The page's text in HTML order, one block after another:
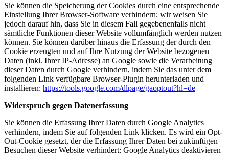
Sie können die Speicherung der Cookies durch eine entsprechende
Einstellung Ihrer Browser-Software verhindern; wir weisen Sie
jedoch darauf hin, dass Sie in diesem Fall gegebenenfalls nicht
sämtliche Funktionen dieser Website vollumfänglich werden nutzen
können. Sie können darüber hinaus die Erfassung der durch den
Cookie erzeugten und auf Ihre Nutzung der Website bezogenen
Daten (inkl. Ihrer IP-Adresse) an Google sowie die Verarbeitung
dieser Daten durch Google verhindern, indem Sie das unter dem
folgenden Link verfügbare Browser-Plugin herunterladen und
installieren: https://tools.google.com/dlpage/gaoptout?hl=de
Widerspruch gegen Datenerfassung
Sie können die Erfassung Ihrer Daten durch Google Analytics
verhindern, indem Sie auf folgenden Link klicken. Es wird ein Opt-
Out-Cookie gesetzt, der die Erfassung Ihrer Daten bei zukünftigen
Besuchen dieser Website verhindert: Google Analytics deaktivieren